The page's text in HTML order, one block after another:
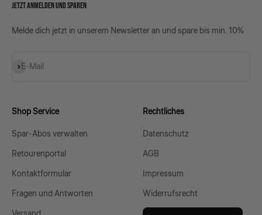
JETZT ANMELDEN UND SPAREN
Melde dich jetzt in unserem Newsletter an und spare bis min. 10%
E-Mail
Abonnieren
Shop Service
Spar-Abos verwalten
Retourenportal
Kontaktformular
Fragen und Antworten
Rechtliches
Datenschutz
AGB
Impressum
Widerrufsrecht